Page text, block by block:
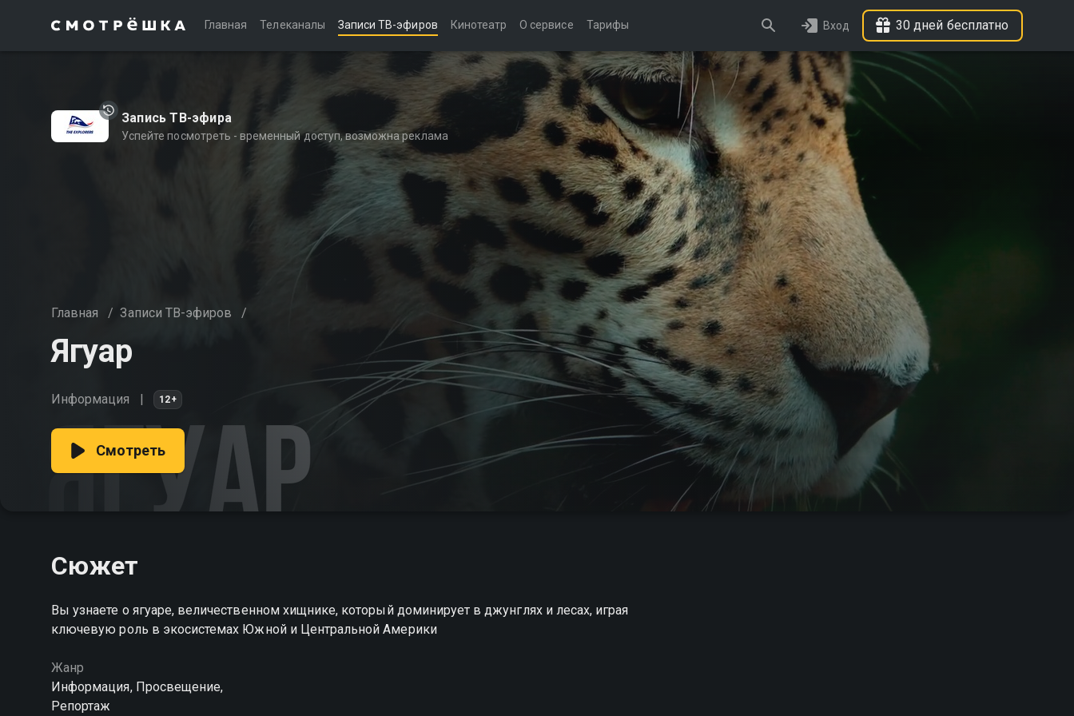
Главная Телеканалы Записи ТВ-эфиров Кинотеатр О сервисе Тарифы Вход 30 дней бесплатно
Запись ТВ-эфира
Успейте посмотреть - временный доступ, возможна реклама
Главная / Записи ТВ-эфиров /
Ягуар
Информация 12+
Смотреть
Сюжет
Вы узнаете о ягуаре, величественном хищнике, который доминирует в джунглях и лесах, играя
ключевую роль в экосистемах Южной и Центральной Америки
Жанр
Информация, Просвещение,
Репортаж